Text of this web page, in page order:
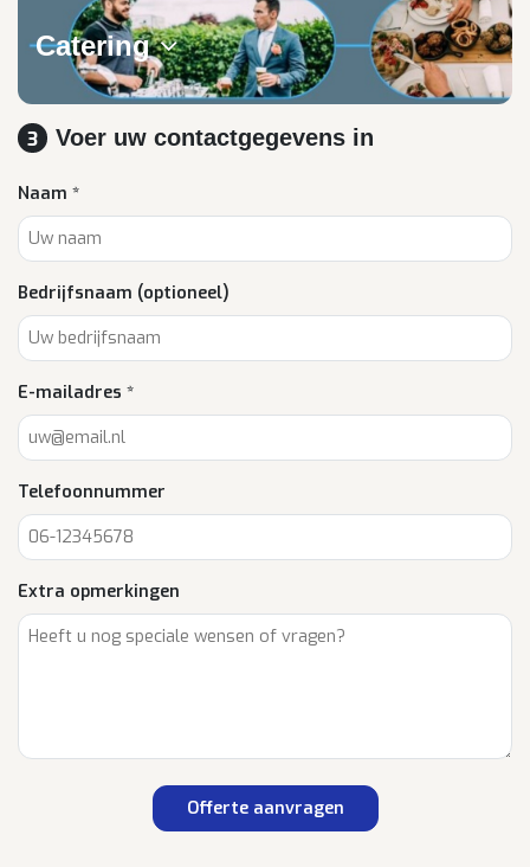
Catering
3 Voer uw contactgegevens in
Naam *
Bedrijfsnaam (optioneel)
E-mailadres *
Telefoonnummer
Extra opmerkingen
Offerte aanvragen